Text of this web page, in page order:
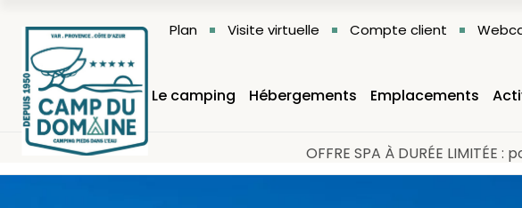
Plan Visite virtuelle Compte client
Le camping Hébergements Emplacements
OFFRE SPA À DURÉE LIMITÉE